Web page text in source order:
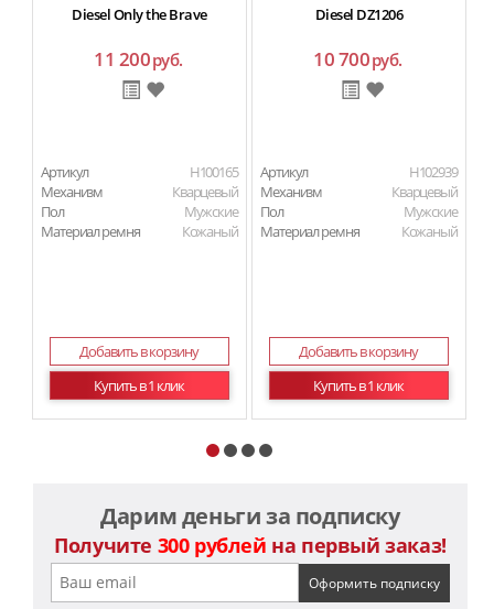
Diesel Only the Brave
11 200руб.
Артикул
H100165
Механизм
Кварцевый
Пол
Мужские
Материал ремня
Кожаный
Добавить в корзину
Купить в 1 клик
Diesel DZ1206
10 700руб.
Артикул
H102939
Механизм
Кварцевый
Пол
Мужские
Материал ремня
Кожаный
Добавить в корзину
Купить в 1 клик
Дарим деньги за подписку
Получите 300 рублей на первый заказ!